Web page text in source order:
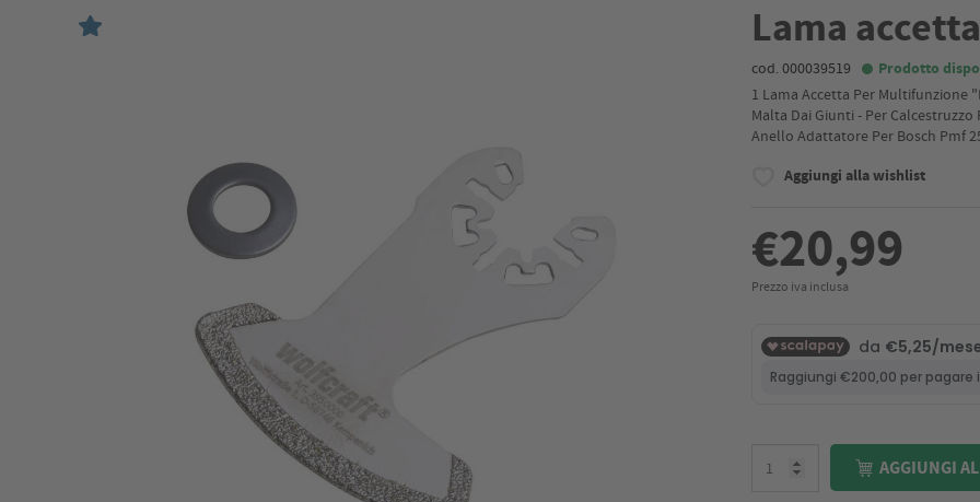
Lama
cod. 000039519 Prodotto
1 Lama Accetta Per Multifunzione
Malta Dai Giunti - Per
Anello Adattatore Per Bosch Pmf
Aggiungi alla wishlist
€20,99
Prezzo iva inclusa
AGGIUNGI